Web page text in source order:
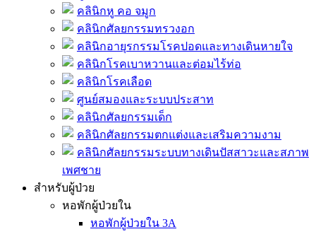
คลินิกหู คอ จมูก
คลินิกศัลยกรรมทรวงอก
คลินิกอายุรกรรมโรคปอดและทางเดินหายใจ
คลินิกโรคเบาหวานและต่อมไร้ท่อ
คลินิกโรคเลือด
ศูนย์สมองและระบบประสาท
คลินิกศัลยกรรมเด็ก
คลินิกศัลยกรรมตกแต่งและเสริมความงาม
คลินิกศัลยกรรมระบบทางเดินปัสสาวะและสภาพ
เพศชาย
สำหรับผู้ป่วย
หอพักผู้ป่วยใน
หอพักผู้ป่วยใน 3A